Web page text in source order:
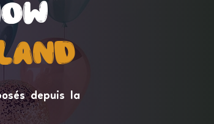
depuis la